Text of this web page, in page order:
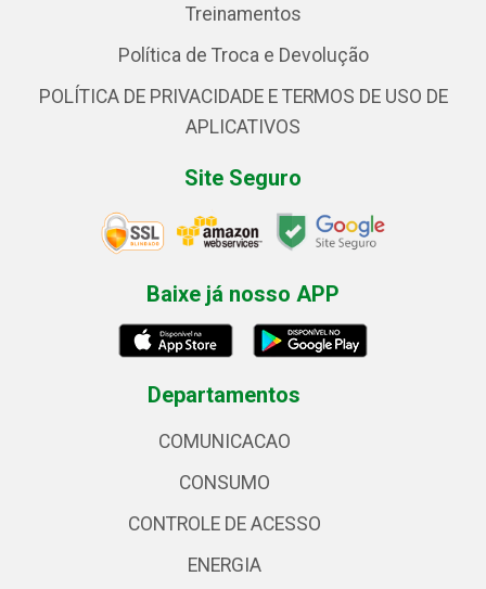
Treinamentos
Política de Troca e Devolução
POLÍTICA DE PRIVACIDADE E TERMOS DE USO DE
APLICATIVOS
Site Seguro
Baixe já nosso APP
Departamentos
COMUNICACAO
CONSUMO
CONTROLE DE ACESSO
ENERGIA